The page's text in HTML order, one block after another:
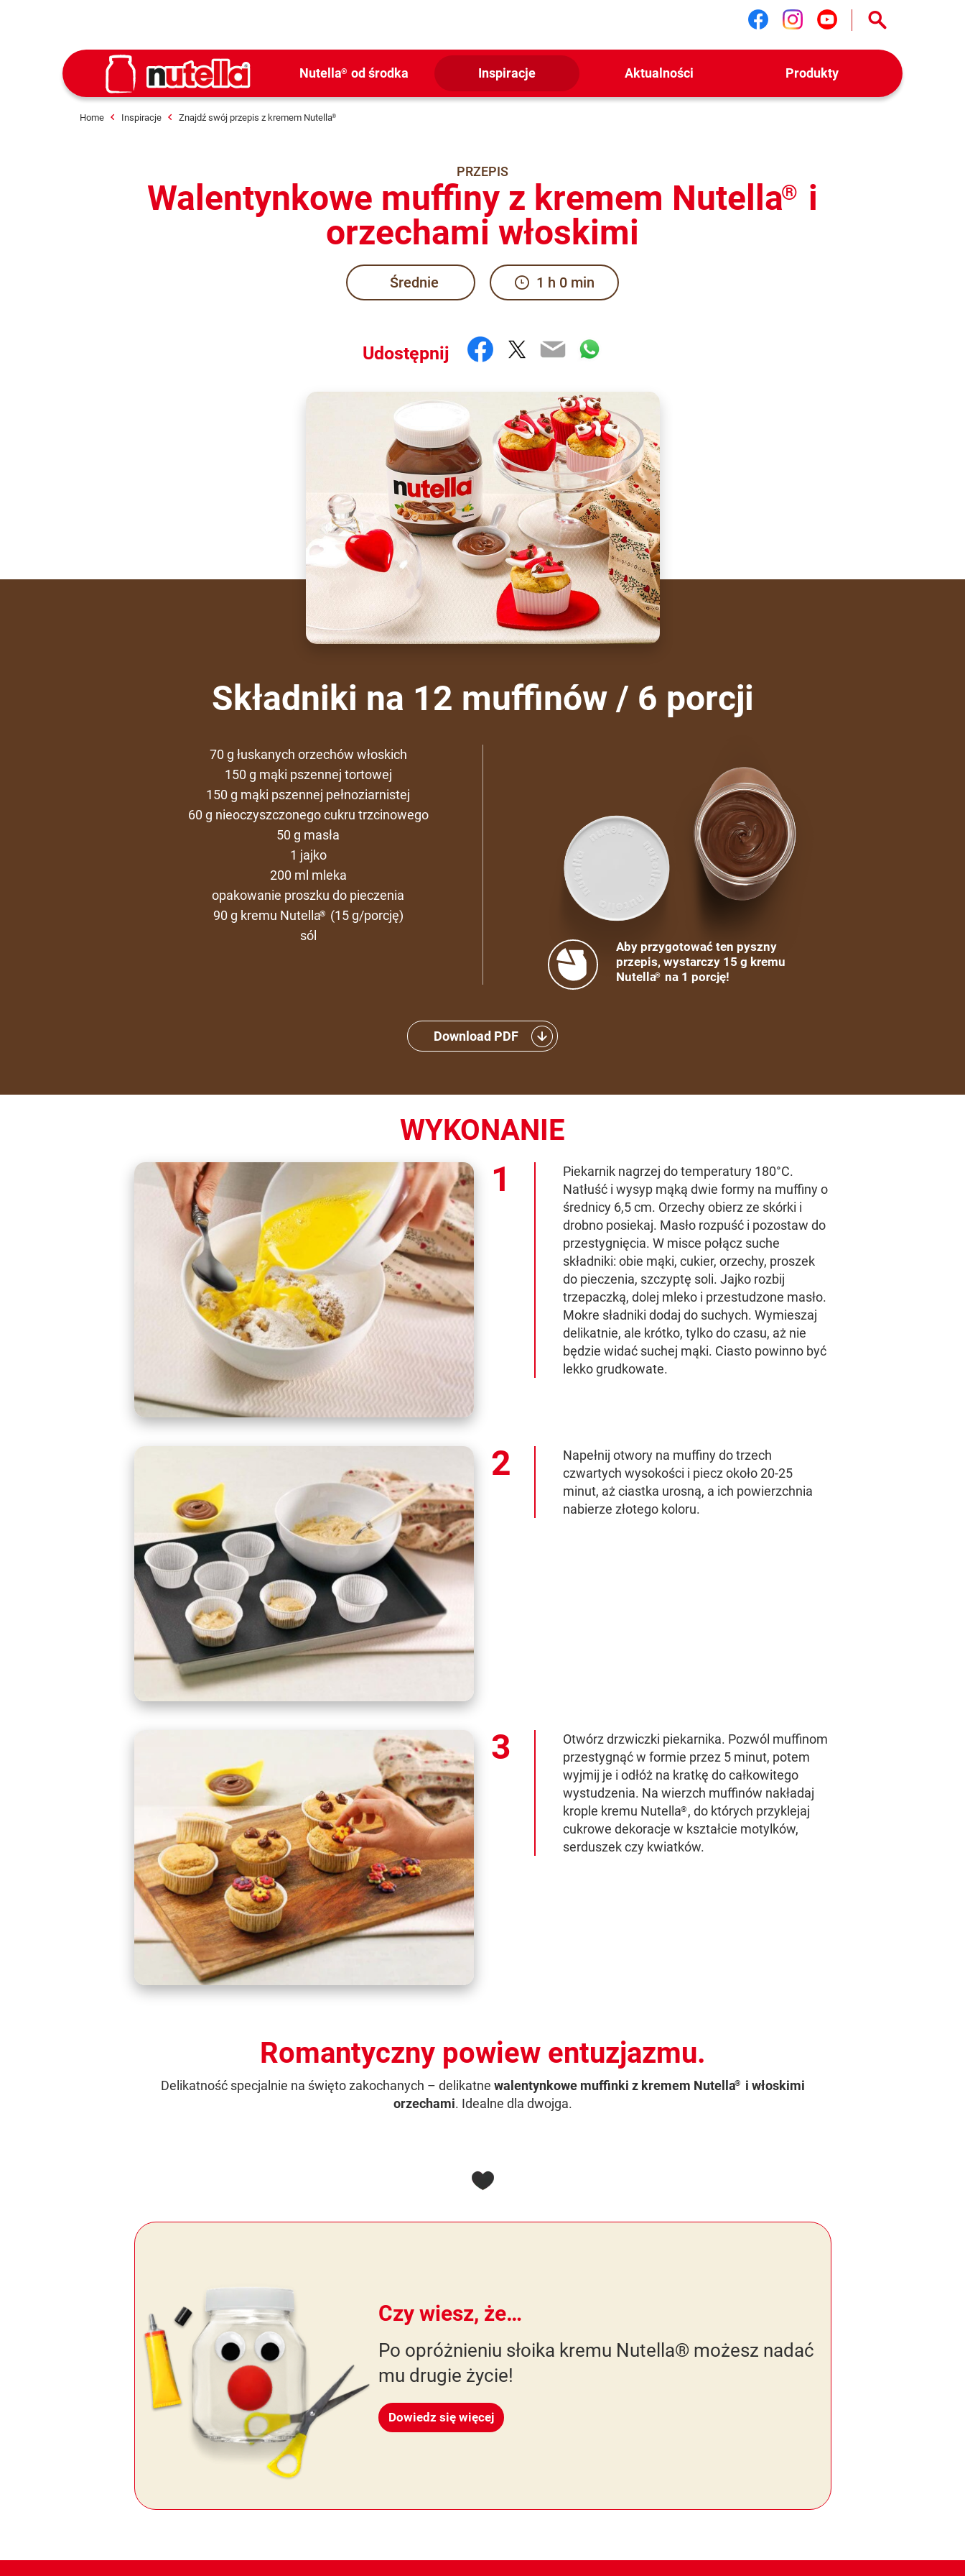
Śledź nas na facebook
Śledź nas na
Śledź nas na
Nutella® od środka Inspiracje Aktualności Produkty
Home Inspiracje Znajdź swój przepis z kremem Nutella®
PRZEPIS
Walentynkowe muffiny z kremem Nutella® i
orzechami włoskimi
Średnie 1 h 0 min
Udostępnij Facebook
Twitter
EmailWhatsApp
The romantic side of excitement.
Special softness for the festival of lovers: the softness of Valentine's Muffins with Nutella
Składniki na 12 muffinów / 6 porcji
70 g łuskanych orzechów włoskich
150 g mąki pszennej tortowej
150 g mąki pszennej pełnoziarnistej
60 g nieoczyszczonego cukru trzcinowego
50 g masła
1 jajko
200 ml mleka
opakowanie proszku do pieczenia
90 g kremu Nutella®
(15 g/porcję)
sól
Aby przygotować ten pyszny
przepis, wystarczy 15 g kremu
Nutella® na 1 porcję!
Download PDF
WYKONANIE
Piekarnik nagrzej do temperatury 180°C.
Natłuść i wysyp mąką dwie formy na muffiny o
średnicy 6,5 cm. Orzechy obierz ze skórki i
drobno posiekaj. Masło rozpuść i pozostaw do
przestygnięcia. W misce połącz suche
składniki: obie mąki, cukier, orzechy, proszek
do pieczenia, szczyptę soli. Jajko rozbij
trzepaczką, dolej mleko i przestudzone masło.
Mokre sładniki dodaj do suchych. Wymieszaj
delikatnie, ale krótko, tylko do czasu, aż nie
będzie widać suchej mąki. Ciasto powinno być
lekko grudkowate.
Napełnij otwory na muffiny do trzech
czwartych wysokości i piecz około 20-25
minut, aż ciastka urosną, a ich powierzchnia
nabierze złotego koloru.
Otwórz drzwiczki piekarnika. Pozwól muffinom
przestygnąć w formie przez 5 minut, potem
wyjmij je i odłóż na kratkę do całkowitego
wystudzenia. Na wierzch muffinów nakładaj
krople kremu Nutella® , do których przyklejaj
cukrowe dekoracje w kształcie motylków,
serduszek czy kwiatków.
Romantyczny powiew entuzjazmu.
Delikatność specjalnie na święto zakochanych – delikatne walentynkowe muffinki z kremem Nutella®
i włoskimi
orzechami. Idealne dla dwojga.
Czy wiesz, że…
Po opróżnieniu słoika kremu Nutella® możesz nadać
mu drugie życie!
Dowiedz się więcej